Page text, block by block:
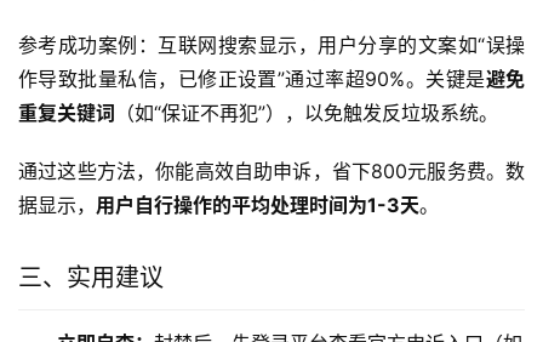
参考成功案例：互联网搜索显示，用户分享的文案如“误操
作导致批量私信，已修正设置”通过率超90%。关键是避免
重复关键词
（如“保证不再犯”），以免触发反垃圾系统。
通过这些方法，你能高效自助申诉，省下800元服务费。数
据显示， 用户自行操作的平均处理时间为1-3天。
三、实用建议